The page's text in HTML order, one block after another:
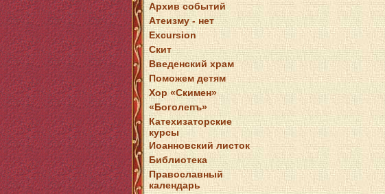
Архив событий
Атеизму - нет
Excursion
Скит
Введенский храм
Поможем детям
Хор «Скимен»
«Боголепъ»
Катехизаторские
курсы
Иоанновский листок
Библиотека
Православный
календарь